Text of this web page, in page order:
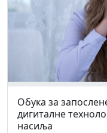
Обука за
дигиталне
насиља